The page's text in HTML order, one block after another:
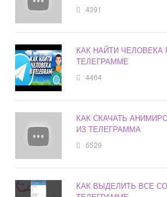
4391
КАК НАЙТИ ЧЕЛОВЕКА
ТЕЛЕГРАММЕ
4464
КАК СКАЧАТЬ
ИЗ ТЕЛЕГРАММА
6529
КАК ВЫДЕЛИТЬ ВСЕ